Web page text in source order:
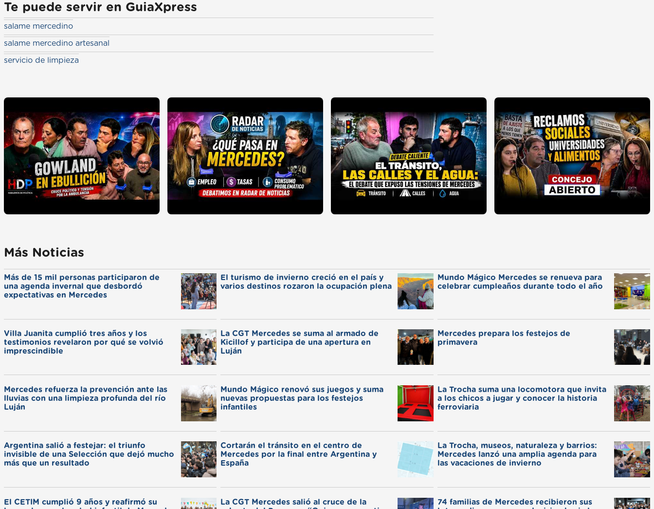
Te puede servir en GuiaXpress
salame mercedino
salame mercedino artesanal
servicio de limpieza
Más Noticias
Más de 15 mil personas participaron de
una agenda invernal que desbordó
expectativas en Mercedes
El turismo de invierno creció en el país y
varios destinos rozaron la ocupación plena
Mundo Mágico Mercedes se renueva para
celebrar cumpleaños durante todo el año
Villa Juanita cumplió tres años y los
testimonios revelaron por qué se volvió
imprescindible
La CGT Mercedes se suma al armado de
Kicillof y participa de una apertura en
Luján
Mercedes prepara los festejos de
primavera
Mercedes refuerza la prevención ante las
lluvias con una limpieza profunda del río
Luján
Mundo Mágico renovó sus juegos y suma
nuevas propuestas para los festejos
infantiles
La Trocha suma una locomotora que invita
a los chicos a jugar y conocer la historia
ferroviaria
Argentina salió a festejar: el triunfo
invisible de una Selección que dejó mucho
más que un resultado
Cortarán el tránsito en el centro de
Mercedes por la final entre Argentina y
España
La Trocha, museos, naturaleza y barrios:
Mercedes lanzó una amplia agenda para
las vacaciones de invierno
El CETIM cumplió 9 años y reafirmó su
La CGT Mercedes salió al cruce de la
74 familias de Mercedes recibieron sus